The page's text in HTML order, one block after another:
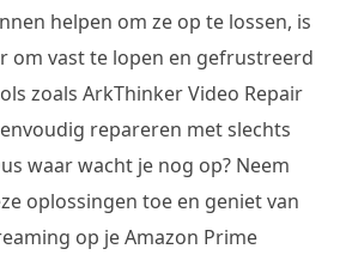
helpen om ze op te lossen, is
om vast te lopen en gefrustreerd
zoals ArkThinker Video Repair
repareren met slechts
waar wacht je nog op? Neem
oplossingen toe en geniet van
op je Amazon Prime